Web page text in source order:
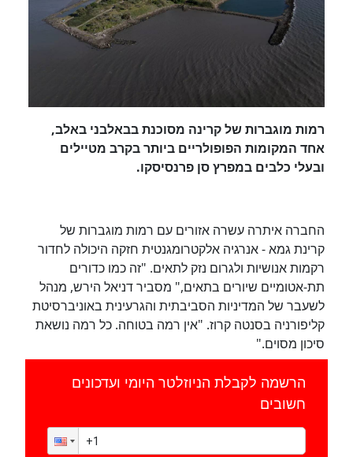
רמות מוגברות של קרינה מסוכנת בבאלבני באלב,
אחד המקומות הפופולריים ביותר בקרב מטיילים
ובעלי כלבים במפרץ סן פרנסיסקו.
החברה איתרה עשרה אזורים עם רמות מוגברות של
קרינת גמא - אנרגיה אלקטרומגנטית חזקה היכולה לחדור
רקמות אנושיות ולגרום נזק לתאים. "זה כמו כדורים
תת-אטומיים שיורים בתאים," מסביר דניאל הירש, מנהל
לשעבר של המדיניות הסביבתית והגרעינית באוניברסיטת
קליפורניה בסנטה קרוז. "אין רמה בטוחה. כל רמה נושאת
סיכון מסוים."
הרשמה לקבלת הניוזלטר היומי ועדכונים
חשובים